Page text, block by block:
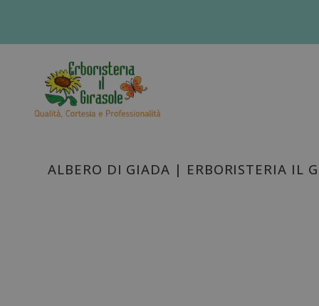
ALBERO DI GIADA | ERBORISTERIA IL